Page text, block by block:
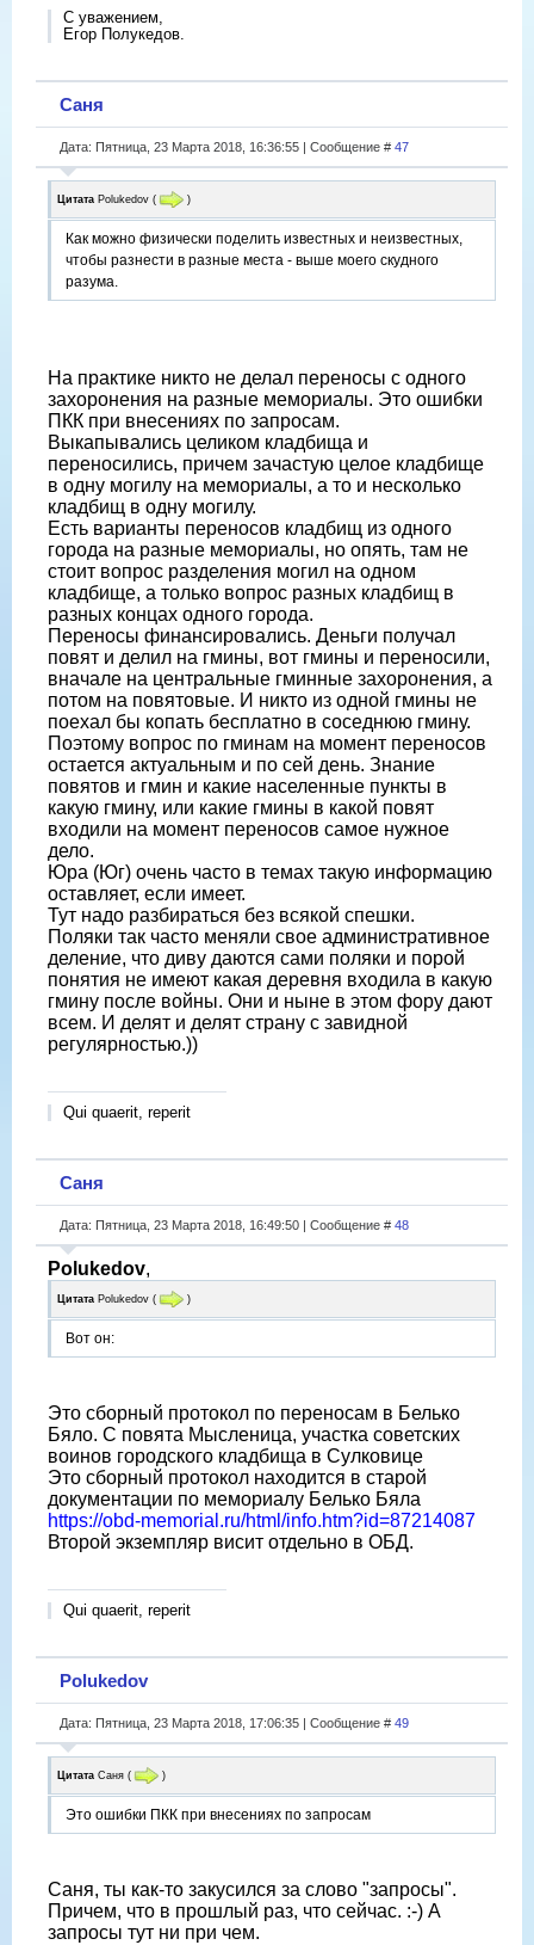
С уважением,
Егор Полукедов.
Саня
Дата: Пятница, 23 Марта 2018, 16:36:55 | Сообщение # 47
Цитата Polukedov ( )
Как можно физически поделить известных и неизвестных,
чтобы разнести в разные места - выше моего скудного
разума.
На практике никто не делал переносы с одного
захоронения на разные мемориалы. Это ошибки
ПКК при внесениях по запросам.
Выкапывались целиком кладбища и
переносились, причем зачастую целое кладбище
в одну могилу на мемориалы, а то и несколько
кладбищ в одну могилу.
Есть варианты переносов кладбищ из одного
города на разные мемориалы, но опять, там не
стоит вопрос разделения могил на одном
кладбище, а только вопрос разных кладбищ в
разных концах одного города.
Переносы финансировались. Деньги получал
повят и делил на гмины, вот гмины и переносили,
вначале на центральные гминные захоронения, а
потом на повятовые. И никто из одной гмины не
поехал бы копать бесплатно в соседнюю гмину.
Поэтому вопрос по гминам на момент переносов
остается актуальным и по сей день. Знание
повятов и гмин и какие населенные пункты в
какую гмину, или какие гмины в какой повят
входили на момент переносов самое нужное
дело.
Юра (Юг) очень часто в темах такую информацию
оставляет, если имеет.
Тут надо разбираться без всякой спешки.
Поляки так часто меняли свое административное
деление, что диву даются сами поляки и порой
понятия не имеют какая деревня входила в какую
гмину после войны. Они и ныне в этом фору дают
всем. И делят и делят страну с завидной
регулярностью.))
Qui quaerit, reperit
Саня
Дата: Пятница, 23 Марта 2018, 16:49:50 | Сообщение # 48
Polukedov,
Цитата Polukedov ( )
Вот он:
Это сборный протокол по переносам в Белько
Бяло. С повята Мысленица, участка советских
воинов городского кладбища в Сулковице
Это сборный протокол находится в старой
документации по мемориалу Белько Бяла
https://obd-memorial.ru/html/info.htm?id=87214087
Второй экземпляр висит отдельно в ОБД.
Qui quaerit, reperit
Polukedov
Дата: Пятница, 23 Марта 2018, 17:06:35 | Сообщение # 49
Цитата Саня ( )
Это ошибки ПКК при внесениях по запросам
Саня, ты как-то закусился за слово "запросы".
Причем, что в прошлый раз, что сейчас. :-) А
запросы тут ни при чем.